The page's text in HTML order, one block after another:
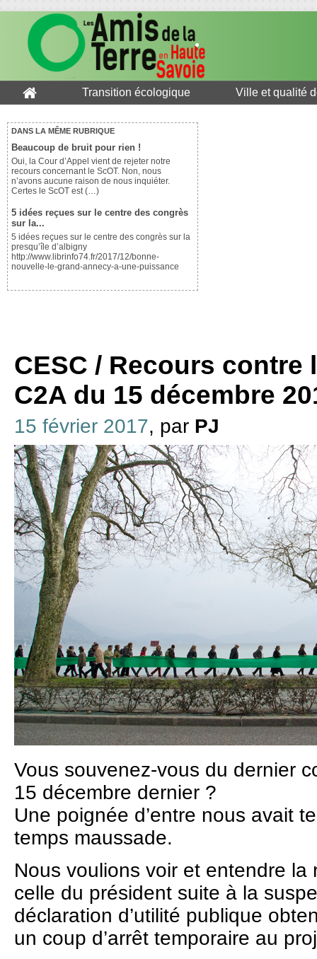
Transition écologique Ville et qualité
DANS LA MÊME RUBRIQUE
Beaucoup de bruit pour rien !
Oui, la Cour d’Appel vient de rejeter notre
recours concernant le ScOT. Non, nous
n’avons aucune raison de nous inquiéter.
Certes le ScOT est (…)
5 idées reçues sur le centre des congrès
sur la...
5 idées reçues sur le centre des congrès sur la
presqu’île d’albigny
http://www.librinfo74.fr/2017/12/bonne-
nouvelle-le-grand-annecy-a-une-puissance
CESC / Recours contre
C2A du 15 décembre
15 février 2017, par PJ
Vous souvenez-vous du dernier
15 décembre dernier ?
Une poignée d’entre nous avait
temps maussade.
Nous voulions voir et entendre
celle du président suite à la
déclaration d’utilité publique
un coup d’arrêt temporaire au